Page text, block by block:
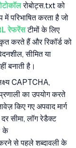
रोबोट्स.txt को
परिभाषित करता है जो
रेफरेंसटीमों के लिए
करते हैं और रिकॉर्ड को
सीमित या
बनाती है।
CAPTCHA,
का उपयोग करते
किए गए अपवाद मार्ग
सीमा, लॉग रेडैक्ट
के
करने से पहले शब्दावली के